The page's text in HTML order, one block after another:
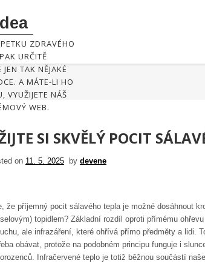
ZDRAVÉHO
URČITĚ
TAK NĚJAKÉ
A MÁTE-LI HO
VYUŽIJETE NÁŠ
WEB.
SI SKVĚLÝ POCIT
on 11. 5. 2025 by devene
že příjemný pocit sálavého tepla je možné dosáhnout
topidlem? Základní rozdíl oproti přímému
ale infrazáření, které ohřívá přímo předměty a lidi.
obávat, protože na podobném principu funguje i
Infračervené teplo je totiž běžnou součástí